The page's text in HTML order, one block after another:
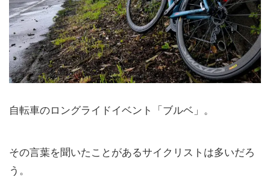
自転車のロングライドイベント「ブルベ」。
その言葉を聞いたことがあるサイクリストは多いだろ
う。